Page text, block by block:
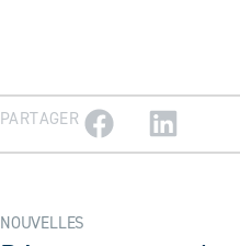
PARTAGER
NOUVELLES